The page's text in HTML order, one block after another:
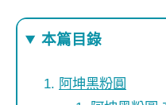
本篇目錄
阿坤黑粉圓